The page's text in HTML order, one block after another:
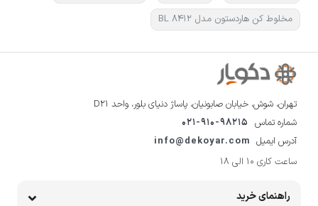
مخلوط کن هاردستون مدل BL 8412
تهران، شوش، خیابان صابونیان، پاساژ دنیای بلور، واحد D21
شماره تماس 021-910-98215
آدرس ایمیل info@dekoyar.com
ساعت کاری 10 الی 18
راهنمای خرید